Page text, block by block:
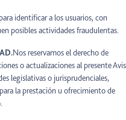
identificar a los usuarios, con
posibles actividades fraudulentas.
Nos reservamos el derecho de
o actualizaciones al presente
legislativas o jurisprudenciales,
la prestación u ofrecimiento de